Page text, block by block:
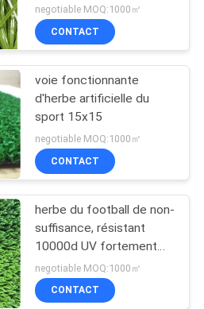
negotiable MOQ:1000㎡
CONTACT
voie fonctionnante
d'herbe artificielle du
sport 15x15
negotiable MOQ:1000㎡
CONTACT
herbe du football de non-
suffisance, résistant
10000d UV fortement
résistant à l'usure à haute
densité de forme de s
bon
negotiable MOQ:1000㎡
CONTACT